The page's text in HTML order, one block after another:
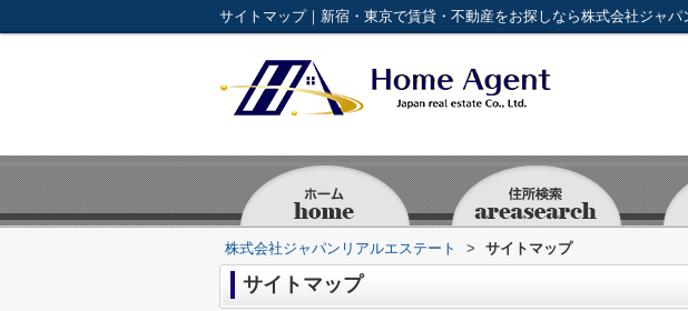
サイトマップ｜新宿・東京で賃貸・不動産をお探しなら株式会社ジャパ
株式会社ジャパンリアルエステート > サイトマップ
サイトマップ